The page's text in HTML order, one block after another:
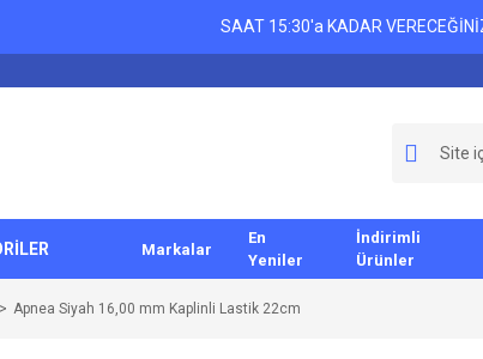
SAAT 15:30'a KADAR
Markalar
En
Yeniler
İndirimli
Ürünler
Apnea Siyah 16,00 mm Kaplinli Lastik 22cm